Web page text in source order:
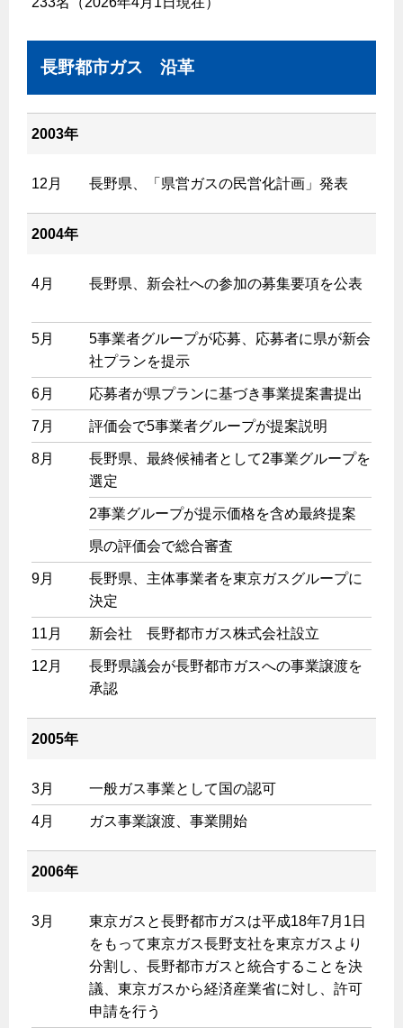
長野都市ガス 沿革
2003年
12月 長野県、「県営ガスの民営化計画」発表
2004年
4月 長野県、新会社への参加の募集要項を公表
5月
5事業者グループが応募、応募者に県が新会
社プランを提示
6月 応募者が県プランに基づき事業提案書提出
7月 評価会で5事業者グループが提案説明
8月
長野県、最終候補者として2事業グループを
選定
2事業グループが提示価格を含め最終提案
県の評価会で総合審査
9月
長野県、主体事業者を東京ガスグループに
決定
11月 新会社 長野都市ガス株式会社設立
12月
長野県議会が長野都市ガスへの事業譲渡を
承認
2005年
3月 一般ガス事業として国の認可
4月 ガス事業譲渡、事業開始
2006年
3月
東京ガスと長野都市ガスは平成18年7月1日
をもって東京ガス長野支社を東京ガスより
分割し、長野都市ガスと統合することを決
議、東京ガスから経済産業省に対し、許可
申請を行う